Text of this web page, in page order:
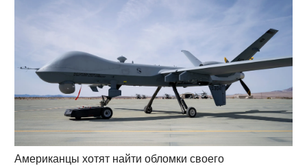
Американцы хотят найти обломки своего